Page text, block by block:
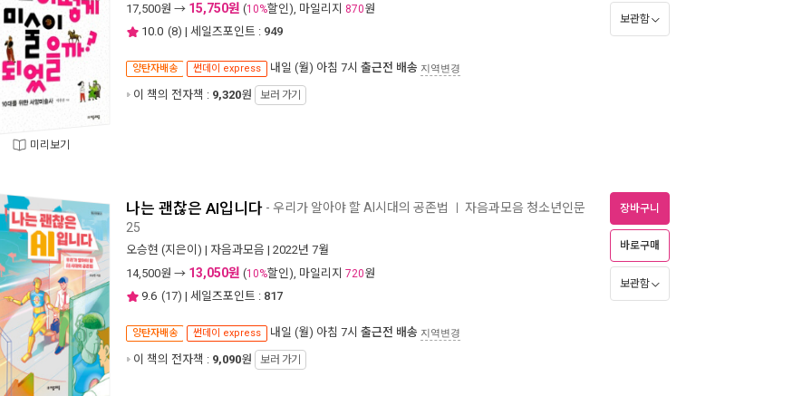
미리보기
17,500원 → 15,750원 (10%할인), 마일리지 870원
10.0 (8) | 세일즈포인트 : 949
양탄자배송 썬데이 express 내일 (월) 아침 7시 출근전 배송 지역변경
이 책의 전자책 : 9,320원 보러 가기
보관함
나는 괜찮은 AI입니다 - 우리가 알아야 할 AI시대의 공존법 자음과모음 청소년인문
25
오승현 (지은이) | 자음과모음 | 2022년 7월
14,500원 → 13,050원 (10%할인), 마일리지 720원
9.6 (17) | 세일즈포인트 : 817
양탄자배송 썬데이 express 내일 (월) 아침 7시 출근전 배송 지역변경
이 책의 전자책 : 9,090원 보러 가기
장바구니
바로구매
보관함